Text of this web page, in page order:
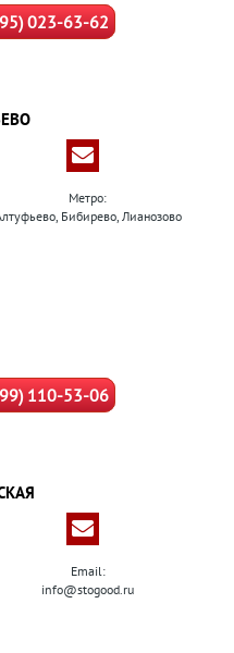
023-63-62
Метро:
Бибирево, Лианозово
110-53-06
Email:
info@stogood.ru